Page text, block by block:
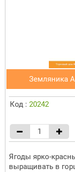
Земляника
Код : 20242
Ягоды ярко-
выращивать в